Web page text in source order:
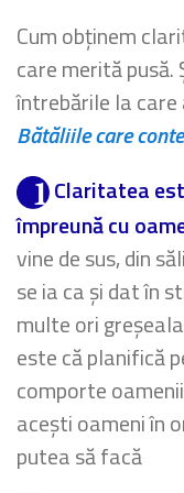
Cum obținem
care merită
întrebările la
Bătăliile care
Claritatea
împreună cu
vine de sus, din
se ia ca și dat în
multe ori
este că planifică
comporte
acești oameni în
putea să facă